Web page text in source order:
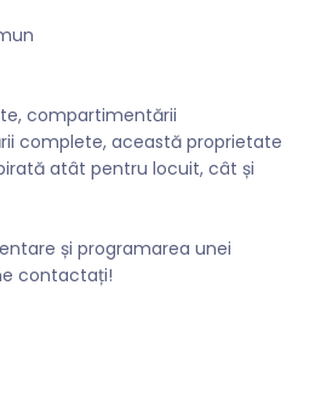
compartimentării
complete, această proprietate
atât pentru locuit, cât și
și programarea unei
contactați!